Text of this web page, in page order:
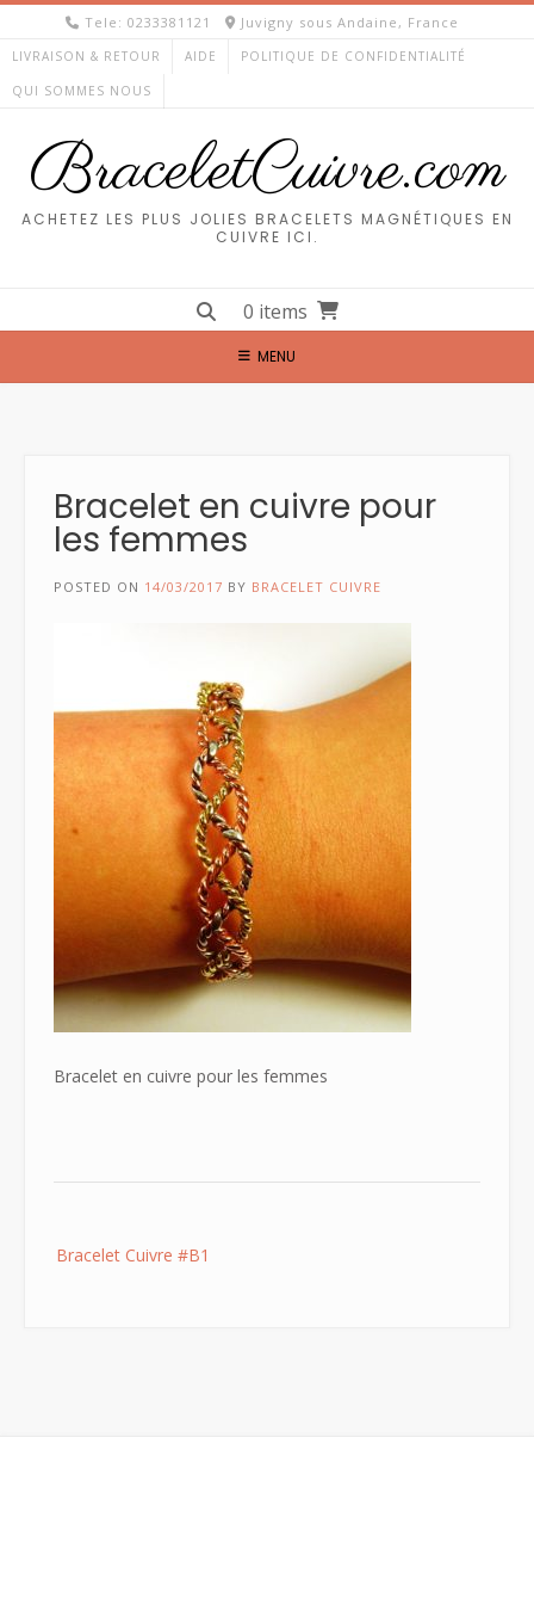
Skip
content
Tele: 0233381121 Juvigny sous Andaine, France
LIVRAISON & RETOUR AIDE POLITIQUE DE CONFIDENTIALITÉ
QUI SOMMES NOUS
BraceletCuivre.com
ACHETEZ LES PLUS JOLIES BRACELETS MAGNÉTIQUES EN
CUIVRE ICI.
0 items
MENU
Bracelet en cuivre pour
les femmes
POSTED ON 14/03/2017 BY BRACELET CUIVRE
Bracelet en cuivre pour les femmes
navigation
Bracelet Cuivre #B1